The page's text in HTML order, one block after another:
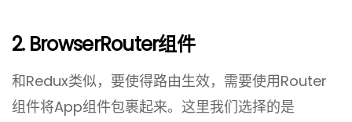
2. BrowserRouter组件
和Redux类似，要使得路由生效，需要使用Router
组件将App组件包裹起来。这里我们选择的是